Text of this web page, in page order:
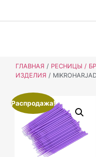
ГЛАВНАЯ / РЕСНИЦЫ /
ИЗДЕЛИЯ /
Распродажа!